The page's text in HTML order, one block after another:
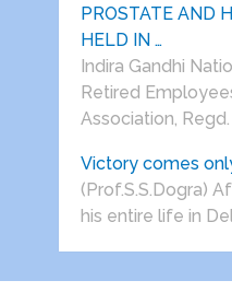
PROSTATE AND
HELD IN …
Indira Gandhi
Retired
Association,
Victory comes
(Prof.S.S.Dogra)
his entire life in